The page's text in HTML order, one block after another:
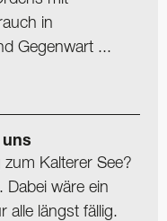
in
Gegenwart ...
uns
zum Kalterer See?
Dabei wäre ein
alle längst fällig.